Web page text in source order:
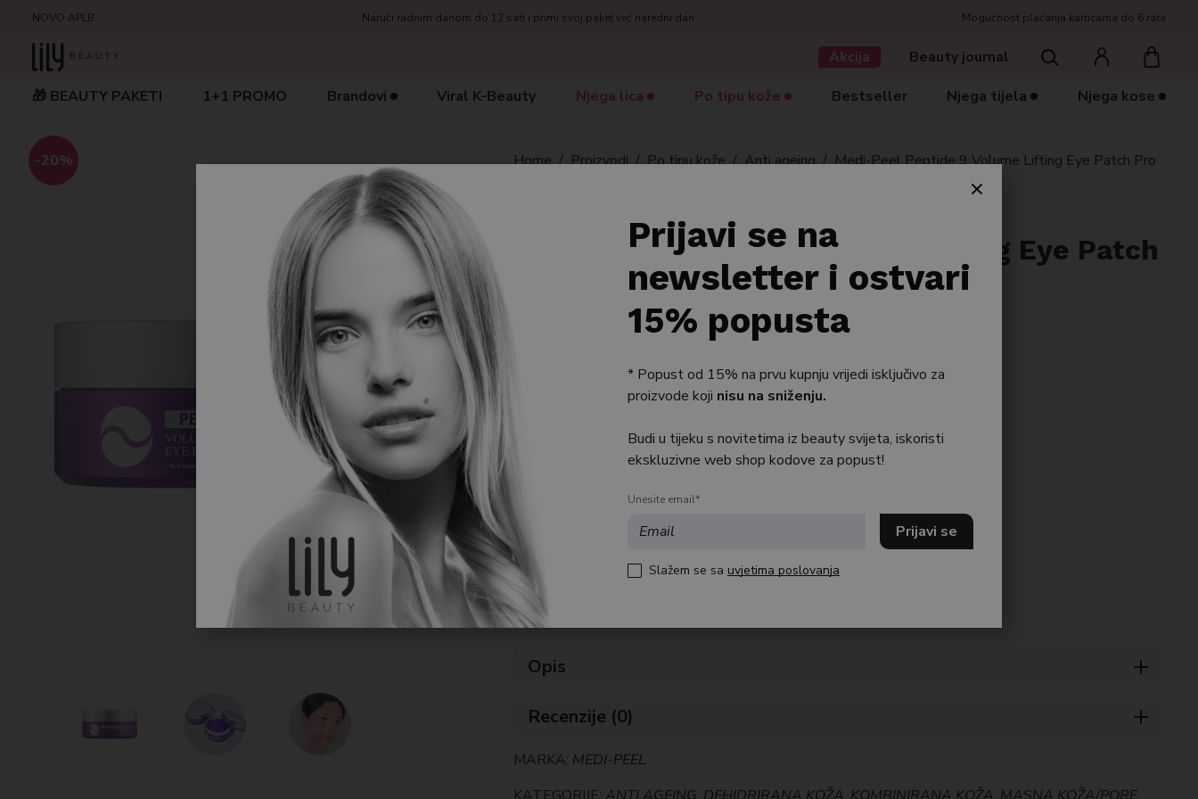
NOVO APLB Naruči radnim danom do 12 sati i primi svoj paket već naredni dan Mogućnost plaćanja karticama do 6 rata
Traziti
Akcija
Beauty journal
🎁 BEAUTY PAKETI
1+1 PROMO Brandovi Viral K-Beauty Njega lica Po tipu kože Bestseller Njega tijela Njega kose
-20% Home / Proizvodi / Po tipu kože / Anti ageing / Medi-Peel Peptide 9 Volume Lifting Eye Patch Pro
Medi-Peel Peptide 9 Volume Lifting Eye Patch
Gel flasteri za područje oko očiju
Cijena prije popusta: 24.90 €
Opis
Recenzije (0)
MARKA: MEDI-PEEL
Prijavi se na
newsletter i ostvari
15% popusta
* Popust od 15% na prvu kupnju vrijedi isključivo za
proizvode koji nisu na sniženju.
Budi u tijeku s novitetima iz beauty svijeta, iskoristi
ekskluzivne web shop kodove za popust!
Unesite email*
Slažem se sa uvjetima poslovanja